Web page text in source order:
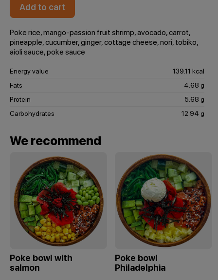
Add to cart
Poke rice, mango-passion fruit shrimp, avocado, carrot,
pineapple, cucumber, ginger, cottage cheese, nori, tobiko,
aioli sauce, poke sauce
Energy value
139.11 kcal
Fats
4.68 g
Protein
5.68 g
Carbohydrates
12.94 g
We recommend
Poke bowl with
salmon
Poke bowl
Philadelphia